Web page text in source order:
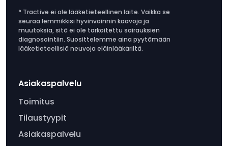
* Tractive ei ole lääketieteellinen laite. Vaikka se
seuraa lemmikkisi hyvinvoinnin kaavoja ja
muutoksia, sitä ei ole tarkoitettu sairauksien
diagnosointiin. Suosittelemme aina pyytämään
lääketieteellisiä neuvoja eläinlääkäriltä.
Asiakaspalvelu
Toimitus
Tilaustyypit
Asiakaspalvelu